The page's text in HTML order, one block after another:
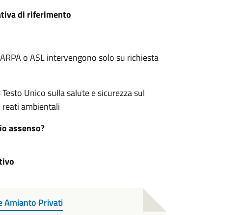
di riferimento
o ASL intervengono solo su richiesta
Unico sulla salute e sicurezza sul
ambientali
assenso?
Amianto Privati